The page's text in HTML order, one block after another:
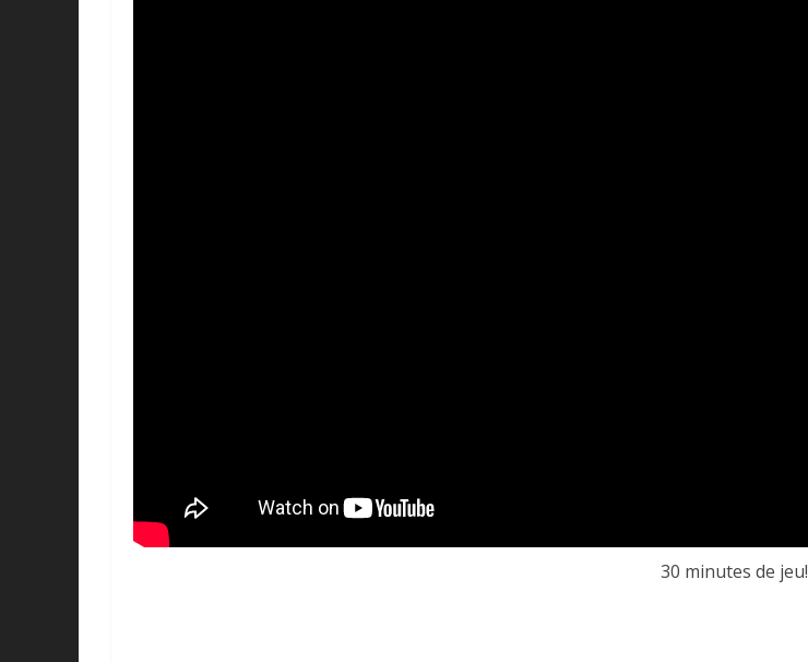
30 minutes de jeu!